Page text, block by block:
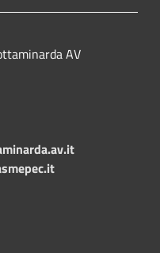
AV